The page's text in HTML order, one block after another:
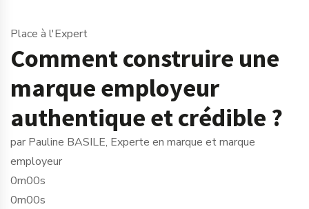
Place à l'Expert
Comment construire une
marque employeur
authentique et crédible ?
par Pauline BASILE, Experte en marque et marque
employeur
0m00s
0m00s